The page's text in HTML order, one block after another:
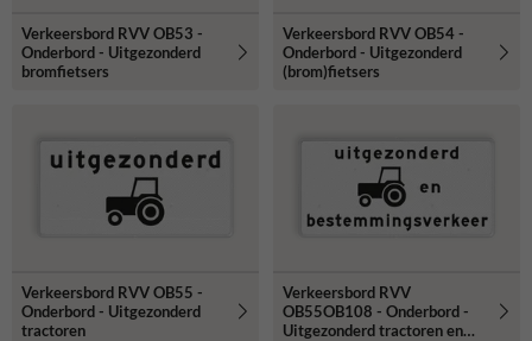
Verkeersbord RVV OB53 -
Onderbord - Uitgezonderd
bromfietsers
Verkeersbord RVV OB54 -
Onderbord - Uitgezonderd
(brom)fietsers
Verkeersbord RVV OB55 -
Onderbord - Uitgezonderd
tractoren
Verkeersbord RVV
OB55OB108 - Onderbord -
Uitgezonderd tractoren en